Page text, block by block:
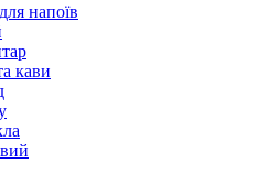
напоїв
кави